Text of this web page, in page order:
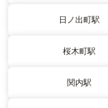
日ノ出町駅
桜木町駅
関内駅